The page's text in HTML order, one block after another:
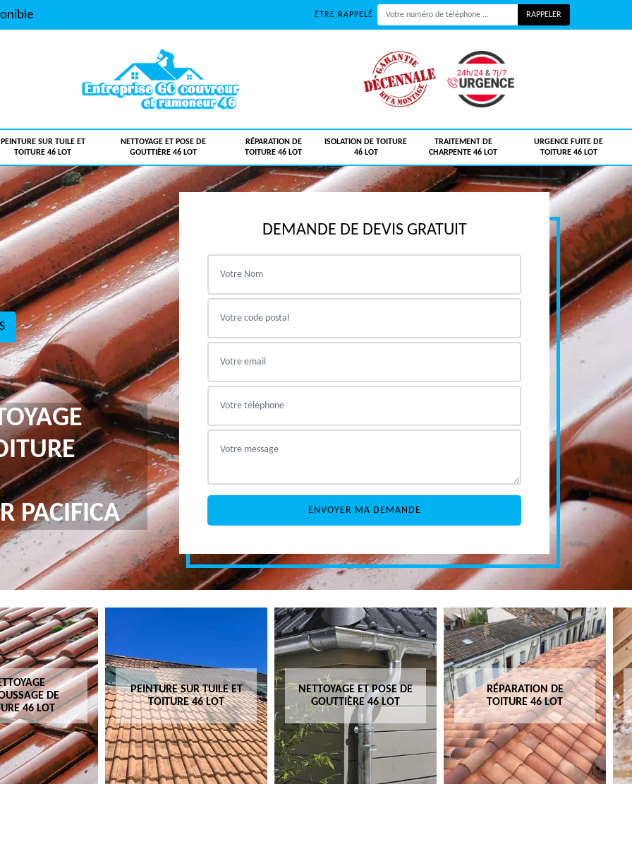
ÊTRE RAPPELÉ
PEINTURE SUR TUILE ET
TOITURE 46 LOT
NETTOYAGE ET POSE DE
GOUTTIÈRE 46 LOT
RÉPARATION DE
TOITURE 46 LOT
ISOLATION DE TOITURE
46 LOT
TRAITEMENT DE
CHARPENTE 46 LOT
URGENCE FUITE DE
TOITURE 46 LOT
PACIFICA
DEMANDE DE DEVIS GRATUIT
DE
46 LOT
PEINTURE SUR TUILE ET
TOITURE 46 LOT
NETTOYAGE ET POSE DE
GOUTTIÈRE 46 LOT
RÉPARATION DE
TOITURE 46 LOT